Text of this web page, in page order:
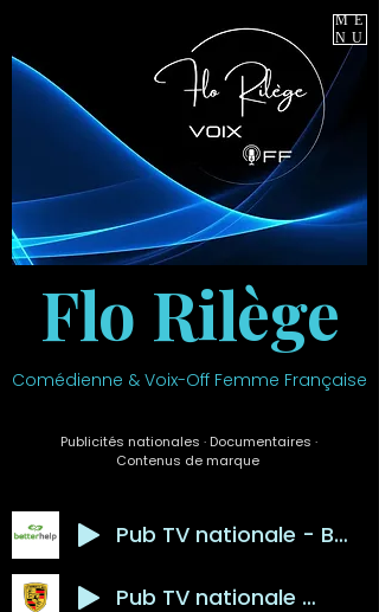
Comédienne & Voix-Off Femme Française
Publicités nationales · Documentaires ·
Contenus de marque
Flo Rilège
ME
NU
Pub TV nationale - Betterhelp
Pub TV nationale - Porsche&Smeg